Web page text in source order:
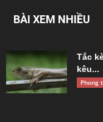
BÀI XEM NHIỀU
Tắc
kêu...
Phong